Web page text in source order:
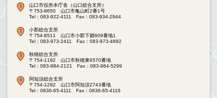
山口市役所本庁舎（山口総合支所）
〒753-8650 山口市亀山町2番1号
Tel：083-922-4111
Fax：083-934-2944
小郡総合支所
〒754-8511 山口市小郡下郷609番地1
Tel：083-973-2411
Fax：083-973-4892
秋穂総合支所
〒754-1192 山口市秋穂東6570番地
Tel：083-984-2121
Fax：083-984-5299
阿知須総合支所
〒754-1292 山口市阿知須2743番地
Tel：0836-65-4111
Fax：0836-65-4116